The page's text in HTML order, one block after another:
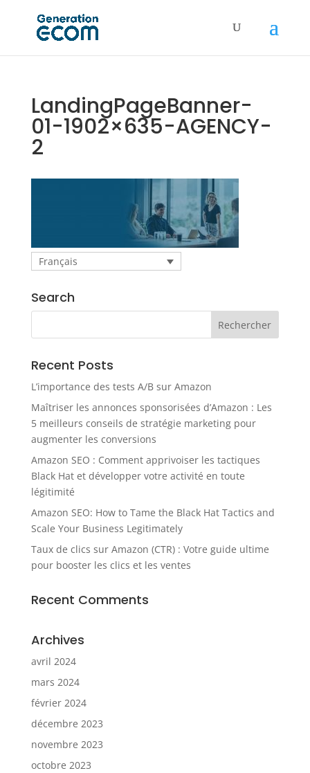
LandingPageBanner-
01-1902×635-AGENCY-
2
Français
Search
Recent Posts
L’importance des tests A/B sur Amazon
Maîtriser les annonces sponsorisées d’Amazon : Les
5 meilleurs conseils de stratégie marketing pour
augmenter les conversions
Amazon SEO : Comment apprivoiser les tactiques
Black Hat et développer votre activité en toute
légitimité
Amazon SEO: How to Tame the Black Hat Tactics and
Scale Your Business Legitimately
Taux de clics sur Amazon (CTR) : Votre guide ultime
pour booster les clics et les ventes
Recent Comments
Archives
avril 2024
mars 2024
février 2024
décembre 2023
novembre 2023
octobre 2023